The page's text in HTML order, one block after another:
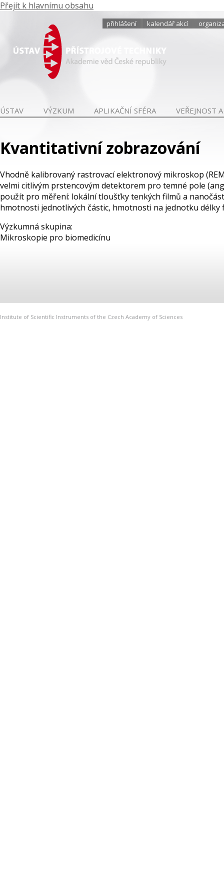
Přejít k hlavnímu obsahu
přihlášení kalendář akcí
ÚSTAV VÝZKUM APLIKAČNÍ SFÉRA VEŘEJNOST
Kvantitativní zobrazování
Vhodně kalibrovaný rastrovací elektronový mikroskop
velmi citlivým prstencovým detektorem pro temné pole
použít pro měření: lokální tloušťky tenkých filmů a
hmotnosti jednotlivých částic, hmotnosti na jednotku
Výzkumná skupina:
Mikroskopie pro biomedicínu
Institute of Scientific Instruments of the Czech Academy of Sciences